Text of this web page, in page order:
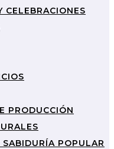
CELEBRACIONES
PRODUCCIÓN
SABIDURÍA POPULAR